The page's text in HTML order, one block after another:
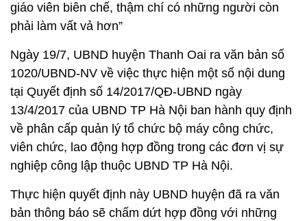
giáo viên biên chế, thậm chí có những người còn
phải làm vất vả hơn”
Ngày 19/7, UBND huyện Thanh Oai ra văn bản số
1020/UBND-NV về việc thực hiện một số nội dung
tại Quyết định số 14/2017/QĐ-UBND ngày
13/4/2017 của UBND TP Hà Nội ban hành quy định
về phân cấp quản lý tổ chức bộ máy công chức,
viên chức, lao động hợp đồng trong các đơn vị sự
nghiệp công lập thuộc UBND TP Hà Nội.
Thực hiện quyết định này UBND huyện đã ra văn
bản thông báo sẽ chấm dứt hợp đồng với những